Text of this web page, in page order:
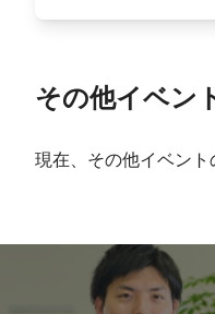
その他イベン
現在、その他イベント